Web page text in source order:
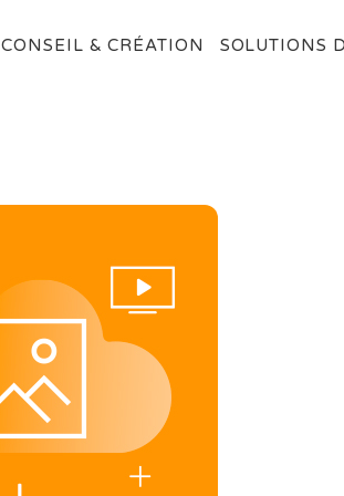
CONSEIL & CRÉATION SOLUTIONS